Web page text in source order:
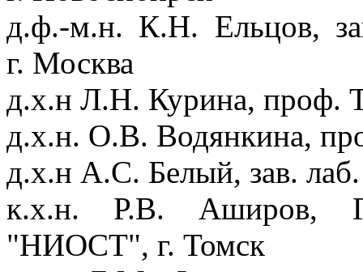
д.ф.-м.н. К.Н. Ельцов,
г. Москва
д.х.н Л.Н. Курина, проф.
д.х.н. О.В. Водянкина,
д.х.н А.С. Белый, зав.
к.х.н. Р.В. Аширов,
"НИОСТ", г. Томск